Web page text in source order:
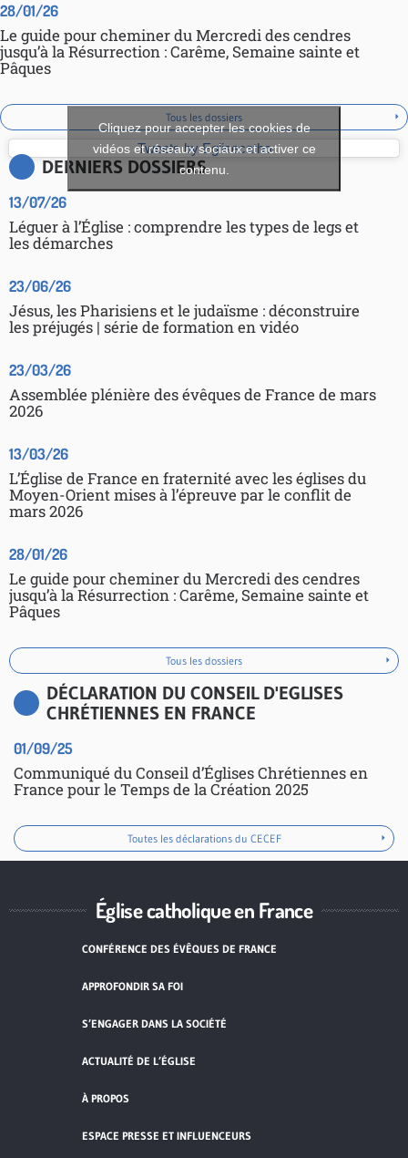
28/01/26
Le guide pour cheminer du Mercredi des cendres
jusqu’à la Résurrection : Carême, Semaine sainte et
Pâques
Tous les dossiers
Tweets by Eglisecatho
Cliquez pour accepter les cookies de
vidéos et réseaux sociaux et activer ce
contenu.
DERNIERS DOSSIERS
13/07/26
Léguer à l’Église : comprendre les types de legs et
les démarches
23/06/26
Jésus, les Pharisiens et le judaïsme : déconstruire
les préjugés | série de formation en vidéo
23/03/26
Assemblée plénière des évêques de France de mars
2026
13/03/26
L’Église de France en fraternité avec les églises du
Moyen-Orient mises à l’épreuve par le conflit de
mars 2026
28/01/26
Le guide pour cheminer du Mercredi des cendres
jusqu’à la Résurrection : Carême, Semaine sainte et
Pâques
Tous les dossiers
DÉCLARATION DU CONSEIL D'EGLISES
CHRÉTIENNES EN FRANCE
01/09/25
Communiqué du Conseil d’Églises Chrétiennes en
France pour le Temps de la Création 2025
Toutes les déclarations du CECEF
Église catholique en France
CONFÉRENCE DES ÉVÊQUES DE FRANCE
APPROFONDIR SA FOI
S’ENGAGER DANS LA SOCIÉTÉ
ACTUALITÉ DE L’ÉGLISE
À PROPOS
ESPACE PRESSE ET INFLUENCEURS